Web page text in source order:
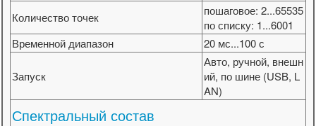
Количество точек
пошаговое: 2...65535
по списку: 1...6001
Временной диапазон
20 мс...100 с
Запуск
Авто, ручной, внешн
ий, по шине (USB, L
AN)
Спектральный состав